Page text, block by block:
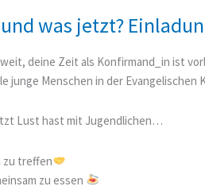
was jetzt?
deine Zeit als Konfirmand_in ist
junge Menschen in der
Lust hast mit Jugendlichen…
zu treffen
zu essen